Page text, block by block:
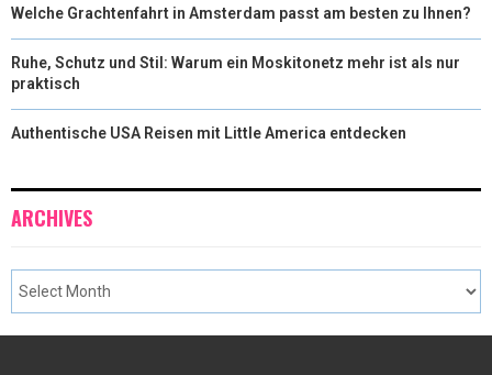
Welche Grachtenfahrt in Amsterdam passt am besten zu Ihnen?
Ruhe, Schutz und Stil: Warum ein Moskitonetz mehr ist als nur
praktisch
Authentische USA Reisen mit Little America entdecken
ARCHIVES